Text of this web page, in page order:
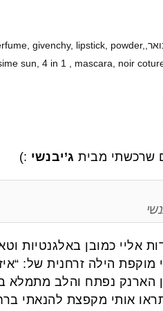
שרכשתי מבית ג’יבנשי :)
אליי כמובן באלגנטיות
מוקפת הילה זרחנית של:
הארנק נפתח והלב מתמלא
אותי מקפצת להנאתי